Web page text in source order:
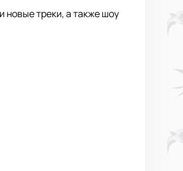
новые треки, а также шоу